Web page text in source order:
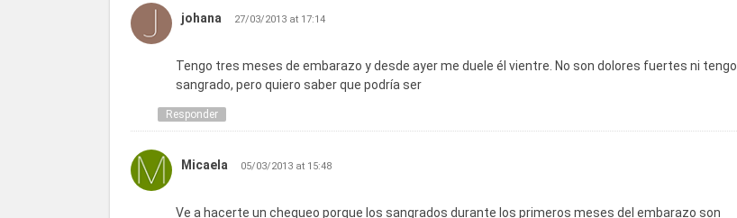
johana 27/03/2013 at 17:14
Tengo tres meses de embarazo y desde ayer me duele él vientre. No son dolores fuertes ni tengo
sangrado, pero quiero saber que podría ser
Responder
Micaela 05/03/2013 at 15:48
Ve a hacerte un chequeo porque los sangrados durante los primeros meses del embarazo son